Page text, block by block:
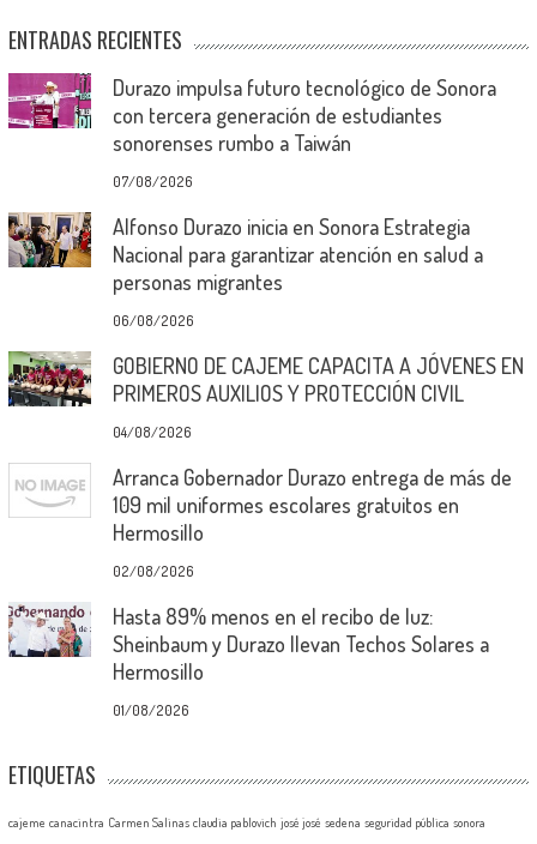
ENTRADAS RECIENTES
Durazo impulsa futuro tecnológico de Sonora
con tercera generación de estudiantes
sonorenses rumbo a Taiwán
07/08/2026
Alfonso Durazo inicia en Sonora Estrategia
Nacional para garantizar atención en salud a
personas migrantes
06/08/2026
GOBIERNO DE CAJEME CAPACITA A JÓVENES EN
PRIMEROS AUXILIOS Y PROTECCIÓN CIVIL
04/08/2026
Arranca Gobernador Durazo entrega de más de
109 mil uniformes escolares gratuitos en
Hermosillo
02/08/2026
Hasta 89% menos en el recibo de luz:
Sheinbaum y Durazo llevan Techos Solares a
Hermosillo
01/08/2026
ETIQUETAS
cajeme canacintra Carmen Salinas claudia pablovich josé josé sedena seguridad pública sonora